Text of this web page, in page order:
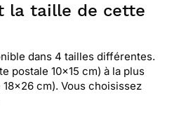
la taille de cette
dans 4 tailles différentes.
postale 10x15 cm) à la plus
cm). Vous choisissez